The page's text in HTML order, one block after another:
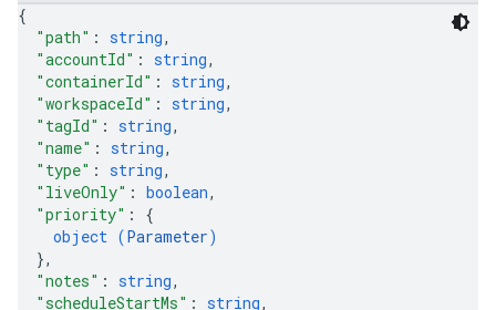
{
"path" : string,
"accountId" : string,
"containerId" : string,
"workspaceId" : string,
"tagId" : string,
"name" : string,
"type" : string,
"liveOnly" : boolean,
"priority" : {
object (Parameter)
},
"notes" : string,
"scheduleStartMs" : string,